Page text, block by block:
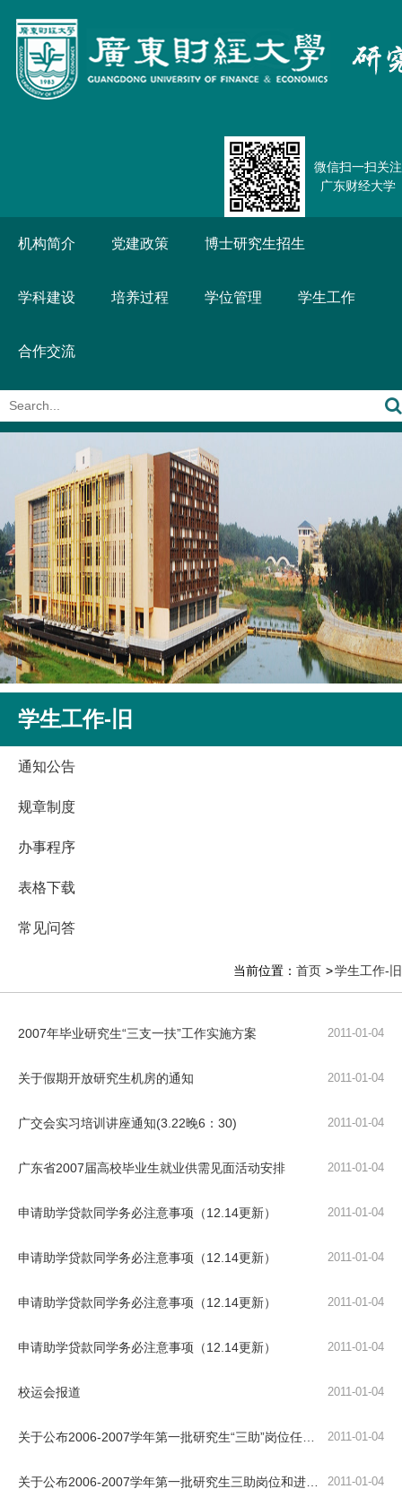
微信扫一扫关注
广东财经大学
机构简介 党建政策 博士研究生招生
学科建设 培养过程 学位管理 学生工作
合作交流
学生工作-旧
通知公告
规章制度
办事程序
表格下载
常见问答
当前位置： 首页 学生工作-旧
2007年毕业研究生“三支一扶”工作实施方案 2011-01-04
关于假期开放研究生机房的通知 2011-01-04
广交会实习培训讲座通知(3.22晚6：30) 2011-01-04
广东省2007届高校毕业生就业供需见面活动安排 2011-01-04
申请助学贷款同学务必注意事项（12.14更新） 2011-01-04
申请助学贷款同学务必注意事项（12.14更新） 2011-01-04
申请助学贷款同学务必注意事项（12.14更新） 2011-01-04
申请助学贷款同学务必注意事项（12.14更新） 2011-01-04
校运会报道 2011-01-04
2011-01-04
2011-01-04